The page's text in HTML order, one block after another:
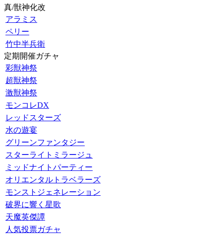
真/獣神化改
アラミス
ペリー
竹中半兵衛
定期開催ガチャ
彩獣神祭
超獣神祭
激獣神祭
モンコレDX
レッドスターズ
水の遊宴
グリーンファンタジー
スターライトミラージュ
ミッドナイトパーティー
オリエンタルトラベラーズ
モンストジェネレーション
破界に響く星歌
天魔英傑譚
人気投票ガチャ